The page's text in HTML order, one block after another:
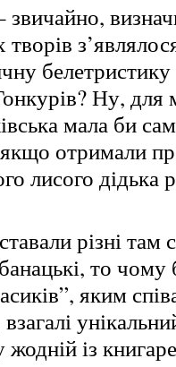
творів
Ну,
мала би
отримали
лисого дідька
різні там
то
яким
жодній із